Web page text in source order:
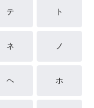
テ ト
ネ ノ
ヘ ホ